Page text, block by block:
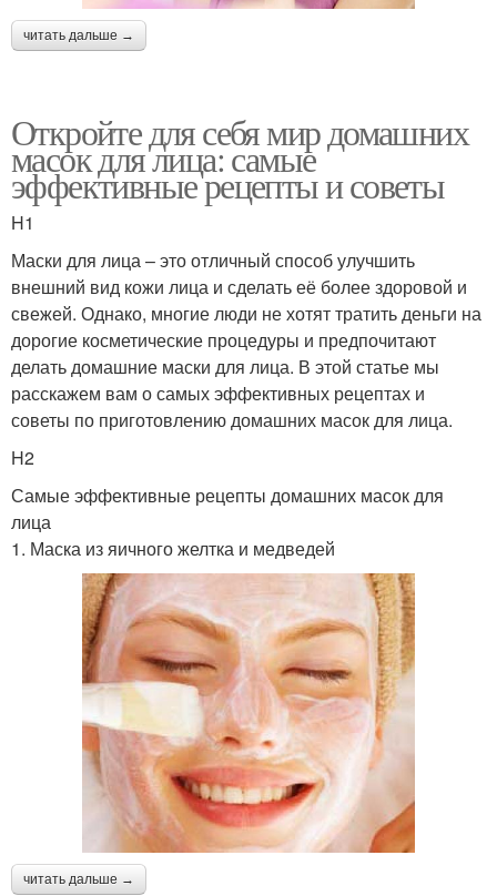
читать дальше →
Откройте для себя мир домашних
масок для лица: самые
эффективные рецепты и советы
H1
Маски для лица – это отличный способ улучшить
внешний вид кожи лица и сделать её более здоровой и
свежей. Однако, многие люди не хотят тратить деньги на
дорогие косметические процедуры и предпочитают
делать домашние маски для лица. В этой статье мы
расскажем вам о самых эффективных рецептах и
советы по приготовлению домашних масок для лица.
H2
Самые эффективные рецепты домашних масок для
лица
1. Маска из яичного желтка и медведей
читать дальше →